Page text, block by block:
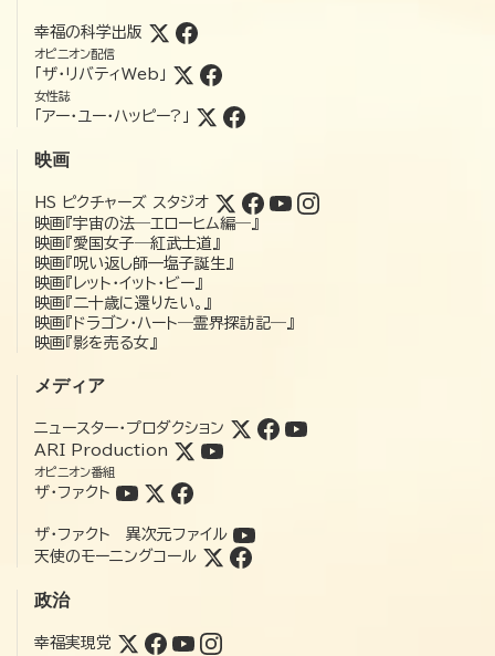
幸福の科学出版
オピニオン配信
「ザ・リバティWeb」
女性誌
「アー・ユー・ハッピー?」
映画
HS ピクチャーズ スタジオ
映画『宇宙の法―エローヒム編―』
映画『愛国女子―紅武士道』
映画『呪い返し師—塩子誕生』
映画『レット・イット・ビー』
映画『二十歳に還りたい。』
映画『ドラゴン・ハート―霊界探訪記―』
映画『影を売る女』
メディア
ニュースター・プロダクション
ARI Production
オピニオン番組
ザ・ファクト
ザ・ファクト 異次元ファイル
天使のモーニングコール
政治
幸福実現党